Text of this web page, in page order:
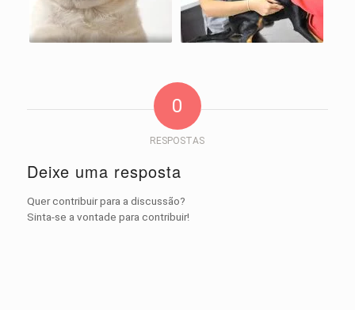
0
RESPOSTAS
Deixe uma resposta
Quer contribuir para a discussão?
Sinta-se a vontade para contribuir!